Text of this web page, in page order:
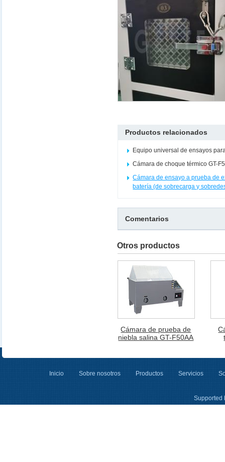
Productos relacionados
Equipo universal de ensayos
Cámara de choque térmico GT-
Cámara de ensayo a prueba de
batería (de sobrecarga y
Comentarios
Otros productos
Cámara de prueba de
niebla salina GT-F50AA
Inicio Sobre nosotros Productos Servicios
Supported